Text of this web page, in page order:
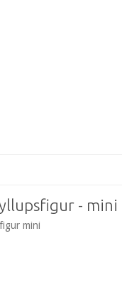
- mini
mini